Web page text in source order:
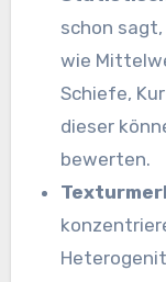
schon
wie
Schiefe,
dieser
bewerten.